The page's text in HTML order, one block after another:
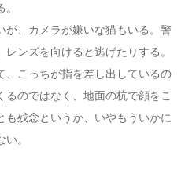
が、カメラが嫌いな猫もいる。警
ンズを向けると逃げたりする。
、こっちが指を差し出しているの
のではなく、地面の杭で顔をこ
も残念というか、いやもういかに
。